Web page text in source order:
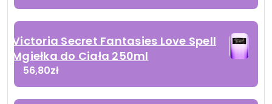
Victoria Secret Fantasies Love Spell
Mgiełka do Ciała 250ml
56,80zł